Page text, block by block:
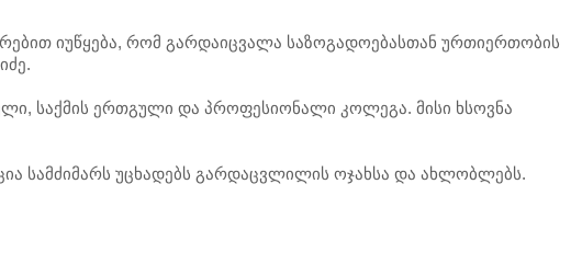
იუწყება, რომ გარდაიცვალა საზოგადოებასთან ურთიერთობის
საქმის ერთგული და პროფესიონალი კოლეგა. მისი ხსოვნა
სამძიმარს უცხადებს გარდაცვლილის ოჯახსა და ახლობლებს.